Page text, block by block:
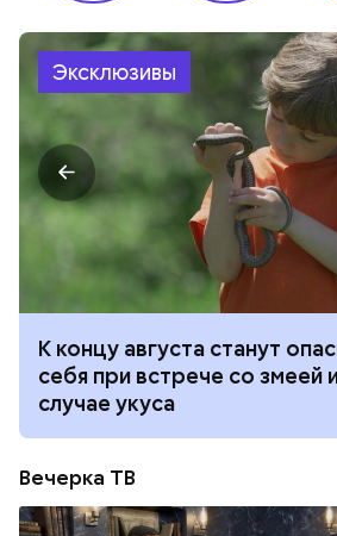
Эксклюзивы
К концу августа станут
себя при встрече со змеей
случае укуса
Вечерка ТВ